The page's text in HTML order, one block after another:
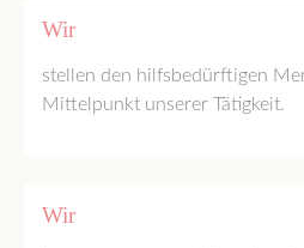
Wir
stellen den hilfsbedürftigen
Mittelpunkt unserer Tätigkeit.
Wir